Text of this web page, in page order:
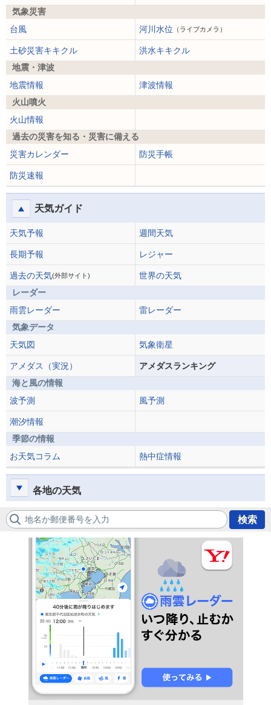
気象災害
台風
河川水位 （ライブカメラ）
土砂災害キキクル
洪水キキクル
地震・津波
地震情報
津波情報
火山噴火
火山情報
過去の災害を知る・災害に備える
災害カレンダー
防災手帳
防災速報
天気ガイド
天気予報 週間天気
長期予報 レジャー
過去の天気(外部サイト)
世界の天気
レーダー
雨雲レーダー
雷レーダー
気象データ
天気図
気象衛星
アメダス（実況）
アメダスランキング
海と風の情報
波予測
風予測
潮汐情報
季節の情報
お天気コラム
熱中症情報
各地の天気
地名か郵便番号を入力 検索